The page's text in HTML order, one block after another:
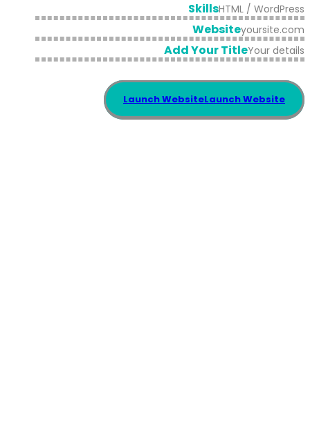
SkillsHTML / WordPress
Websiteyoursite.com
Add Your TitleYour details
Launch WebsiteLaunch Website